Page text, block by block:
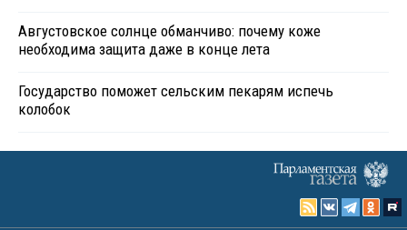
Августовское солнце обманчиво: почему коже
необходима защита даже в конце лета
Государство поможет сельским пекарям испечь
колобок